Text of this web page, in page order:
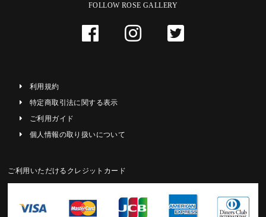
FOLLOW ROSE GALLERY
利用規約
特定商取引法に関する表示
ご利用ガイド
個人情報の取り扱いについて
ご利用いただけるクレジットカード